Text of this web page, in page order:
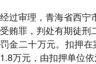
经过审理，青海省西宁
受贿罪，判处有期徒刑
罚金二十万元。扣押
1.8万元，由扣押单位依